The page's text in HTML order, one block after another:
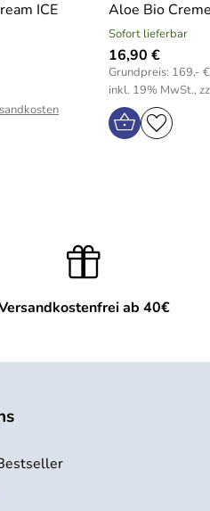
ICE
Aloe Bio
Sofort lieferbar
16,90 €
Grundpreis: 169,-
inkl. 19% MwSt.,
ab 40€